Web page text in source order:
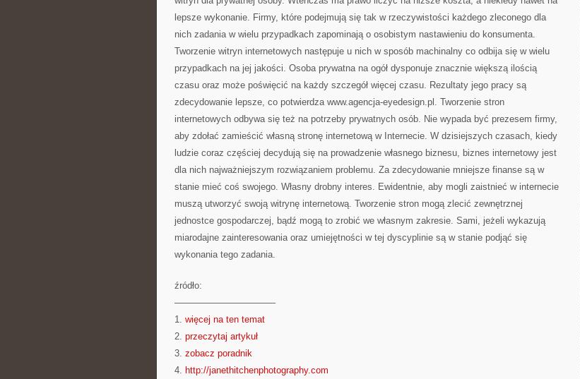
lepsze wykonanie. Firmy, które podejmują się tak w rzeczywistości każdego zleconego dla
nich zadania w wielu przypadkach zapominają o osobistym nastawieniu do konsumenta.
Tworzenie witryn internetowych następuje u nich w sposób machinalny co odbija się w wielu
przypadkach na jej jakości. Osoba prywatna na ogół dysponuje znacznie większą ilością
czasu oraz może poświęcić na każdy szczegół więcej czasu. Rezultaty jego pracy są
zdecydowanie lepsze, co potwierdza www.agencja-eyedesign.pl. Tworzenie stron
internetowych odbywa się też na potrzeby prywatnych osób. Nie wypada być prezesem firmy,
aby zdołać zamieścić własną stronę internetową w Internecie. W dzisiejszych czasach, kiedy
ludzie coraz częściej decydują się na prowadzenie własnego biznesu, biznes internetowy jest
dla nich najważniejszym rozwiązaniem problemu. Za zdecydowanie mniejsze finanse są w
stanie mieć coś swojego. Własny drobny interes. Ewidentnie, aby mogli zaistnieć w internecie
muszą utworzyć swoją witrynę internetową. Tworzenie stron mogą zlecić zewnętrznej
jednostce gospodarczej, bądź mogą to zrobić we własnym zakresie. Sami, jeżeli wykazują
miarodajne zainteresowania oraz umiejętności w tej dyscyplinie są w stanie podjąć się
wykonania tego zadania.
źródło:
———————————
1. więcej na ten temat
2. przeczytaj artykuł
3. zobacz poradnik
4. http://janethitchenphotography.com